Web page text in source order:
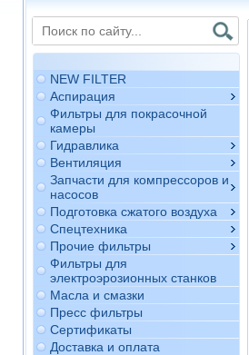
NEW FILTER
Аспирация
Фильтры для покрасочной
камеры
Гидравлика
Вентиляция
Запчасти для компрессоров и
насосов
Подготовка сжатого воздуха
Спецтехника
Прочие фильтры
Фильтры для
электроэрозионных станков
Масла и смазки
Пресс фильтры
Сертификаты
Доставка и оплата